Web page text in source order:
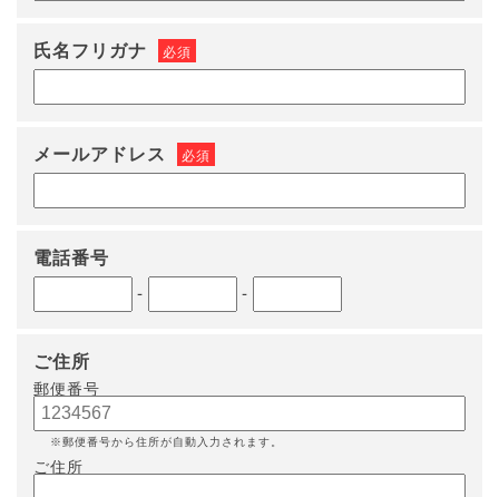
氏名フリガナ 必須
メールアドレス 必須
電話番号
- -
ご住所
郵便番号
※郵便番号から住所が自動入力されます。
ご住所